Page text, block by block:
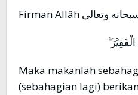
Maka makanlah
(sebahagian lagi)